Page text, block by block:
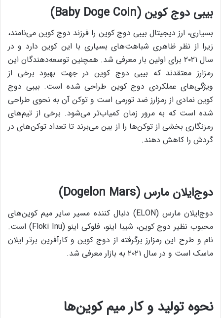
بیبی دوج کوین (Baby Doge Coin)
بسیاری، ارز دیجیتال بیبی دوج کوین را فرزند دوج کوین می‌نامند،
زیرا از نظر ظاهری شباهت‌های بسیاری با این کوین دارد و در
سال ۲۰۲۱ برای اولین بار معرفی شد. همچنین توسعه‌دهندگان این
رمزارز معتقدند که بیبی دوج کوین در جهت بهبود برخی از
ویژگی‌های عملکردی دوج کوین طراحی شده است. بیبی دوج
کوین نمادی از رمزارز ضد تورمی است و توکن آن به نحوی طراحی
شده است که به مرور زمان کمیاب‌تر می‌شود. برخی از تیم‌های
رمزنگاری بخشی از توکن‌ها را از بین می‌برند تا تعداد توکن‌های در
گردش را کاهش دهند.
دوج‌ایلان مارس (Dogelon Mars)
دوج‌ایلان مارس (ELON) دنبال کننده مسیر سایر میم کوین‌های
محبوب نظیر دوج کوین، شیبا اینو، فلوکی اینو (Floki Inu) است.
نام و طرح این رمزارز برگرفته از دوج کوین و کارآفرین برتر ایلان
ماسک است و در سال ۲۰۲۱ به بازار معرفی شد.
نحوه تولید و کار میم کوین‌ها